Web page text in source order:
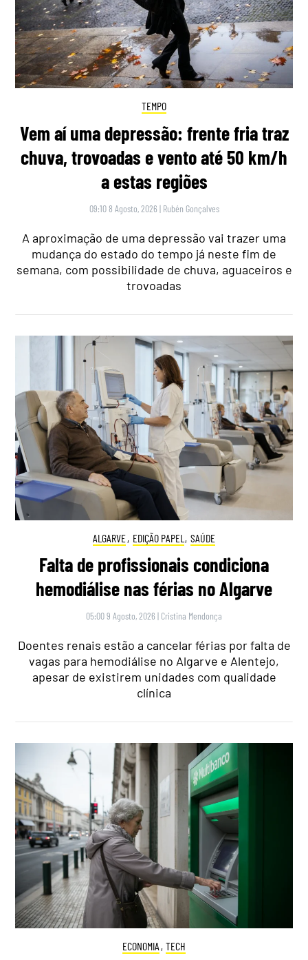
TEMPO
Vem aí uma depressão: frente fria traz
chuva, trovoadas e vento até 50 km/h
a estas regiões
09:10 8 Agosto, 2026 | Rubén Gonçalves
A aproximação de uma depressão vai trazer uma
mudança do estado do tempo já neste fim de
semana, com possibilidade de chuva, aguaceiros e
trovoadas
ALGARVE, EDIÇÃO PAPEL , SAÚDE
Falta de profissionais condiciona
hemodiálise nas férias no Algarve
05:00 9 Agosto, 2026 | Cristina Mendonça
Doentes renais estão a cancelar férias por falta de
vagas para hemodiálise no Algarve e Alentejo,
apesar de existirem unidades com qualidade
clínica
ECONOMIA , TECH